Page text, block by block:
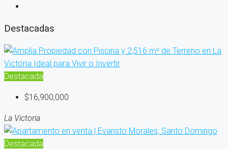
Destacadas
Destacada
$16,900,000
La Victoria
Destacada